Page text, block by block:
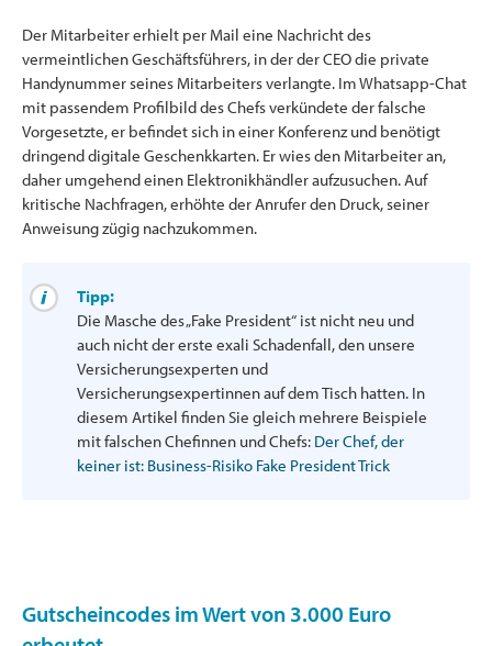
Der Mitarbeiter erhielt per Mail eine Nachricht des
vermeintlichen Geschäftsführers, in der der CEO die private
Handynummer seines Mitarbeiters verlangte. Im Whatsapp-Chat
mit passendem Profilbild des Chefs verkündete der falsche
Vorgesetzte, er befindet sich in einer Konferenz und benötigt
dringend digitale Geschenkkarten. Er wies den Mitarbeiter an,
daher umgehend einen Elektronikhändler aufzusuchen. Auf
kritische Nachfragen, erhöhte der Anrufer den Druck, seiner
Anweisung zügig nachzukommen.
Tipp:
Die Masche des „Fake President“ ist nicht neu und
auch nicht der erste exali Schadenfall, den unsere
Versicherungsexperten und
Versicherungsexpertinnen auf dem Tisch hatten. In
diesem Artikel finden Sie gleich mehrere Beispiele
mit falschen Chefinnen und Chefs: Der Chef, der
keiner ist: Business-Risiko Fake President Trick
Gutscheincodes im Wert von 3.000 Euro